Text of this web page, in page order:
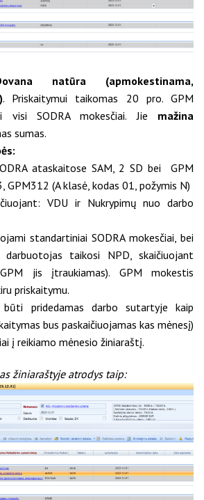
natūra (apmokestinama,
. Priskaitymui taikomas 20 pro. GPM
visi SODRA mokesčiai. Jie mažina
sumas.
ataskaitose SAM, 2 SD bei GPM
(A klasė, kodas 01, požymis N)
VDU ir Nukrypimų nuo darbo
standartiniai SODRA mokesčiai, bei
darbuotojas taikosi NPD, skaičiuojant
jis įtraukiamas). GPM mokestis
priskaitymu.
pridedamas darbo sutartyje kaip
bus paskaičiuojamas kas mėnesį)
į reikiamo mėnesio žiniaraštį.
žiniaraštyje atrodys taip: